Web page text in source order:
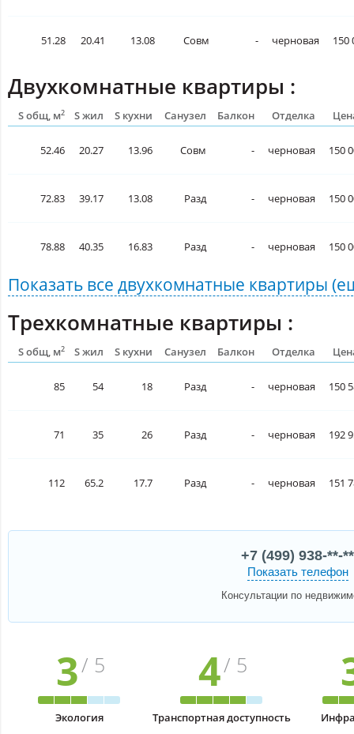
51.28 20.41 13.08 Совм - черновая 150
Двухкомнатные квартиры :
S общ, м2 S жил S кухни Санузел Балкон Отделка
52.46 20.27 13.96 Совм - черновая 150
72.83 39.17 13.08 Разд - черновая 150
78.88 40.35 16.83 Разд - черновая 150
Показать все двухкомнатные квартиры
Трехкомнатные квартиры :
S общ, м2 S жил S кухни Санузел Балкон Отделка
85 54 18 Разд - черновая 150
71 35 26 Разд - черновая 192
112 65.2 17.7 Разд - черновая 151
+7 (499) 938-**-**
Показать телефон
Консультации по
3/ 5
Экология
4/ 5
Транспортная доступность